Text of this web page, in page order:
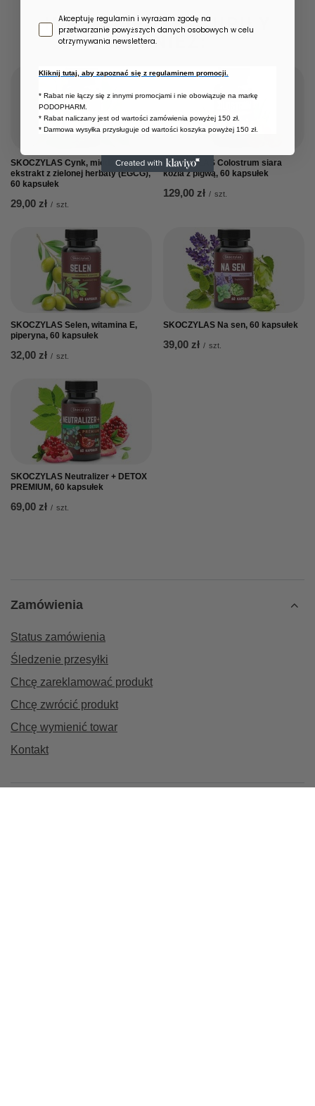
INNE KLIENTKI KUPIŁY
RÓWNIEŻ:
SKOCZYLAS Cynk, miedź i
ekstrakt z zielonej herbaty (EGCG),
60 kapsułek
29,00 zł / szt.
SKOCZYLAS Colostrum siara
kozia z pigwą, 60 kapsułek
129,00 zł / szt.
SKOCZYLAS Selen, witamina E,
piperyna, 60 kapsułek
32,00 zł / szt.
SKOCZYLAS Na sen, 60 kapsułek
39,00 zł / szt.
SKOCZYLAS Neutralizer + DETOX
PREMIUM, 60 kapsułek
69,00 zł / szt.
Zamówienia
Status zamówienia
Śledzenie przesyłki
Chcę zareklamować produkt
Chcę zwrócić produkt
Chcę wymienić towar
Kontakt
Zgoda newsletter
Akceptuję regulamin i wyrażam zgodę na
przetwarzanie powyższych danych osobowych w celu
otrzymywania newslettera.
Kliknij tutaj, aby zapoznać się z regulaminem promocji.
* Rabat nie łączy się z innymi promocjami i nie obowiązuje na markę
PODOPHARM.
* Rabat naliczany jest od wartości zamówienia powyżej 150 zł.
* Darmowa wysyłka przysługuje od wartości koszyka powyżej 150 zł.